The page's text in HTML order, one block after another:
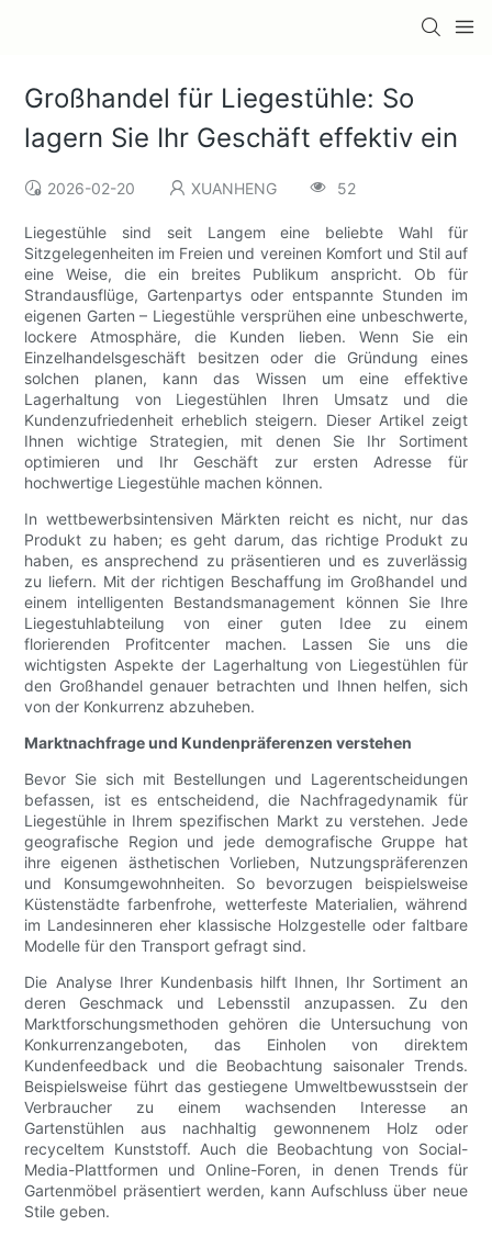
Großhandel für Liegestühle: So
lagern Sie Ihr Geschäft effektiv ein
2026-02-20 XUANHENG 52
Liegestühle sind seit Langem eine beliebte Wahl für
Sitzgelegenheiten im Freien und vereinen Komfort und Stil auf
eine Weise, die ein breites Publikum anspricht. Ob für
Strandausflüge, Gartenpartys oder entspannte Stunden im
eigenen Garten – Liegestühle versprühen eine unbeschwerte,
lockere Atmosphäre, die Kunden lieben. Wenn Sie ein
Einzelhandelsgeschäft besitzen oder die Gründung eines
solchen planen, kann das Wissen um eine effektive
Lagerhaltung von Liegestühlen Ihren Umsatz und die
Kundenzufriedenheit erheblich steigern. Dieser Artikel zeigt
Ihnen wichtige Strategien, mit denen Sie Ihr Sortiment
optimieren und Ihr Geschäft zur ersten Adresse für
hochwertige Liegestühle machen können.
In wettbewerbsintensiven Märkten reicht es nicht, nur das
Produkt zu haben; es geht darum, das richtige Produkt zu
haben, es ansprechend zu präsentieren und es zuverlässig
zu liefern. Mit der richtigen Beschaffung im Großhandel und
einem intelligenten Bestandsmanagement können Sie Ihre
Liegestuhlabteilung von einer guten Idee zu einem
florierenden Profitcenter machen. Lassen Sie uns die
wichtigsten Aspekte der Lagerhaltung von Liegestühlen für
den Großhandel genauer betrachten und Ihnen helfen, sich
von der Konkurrenz abzuheben.
Marktnachfrage und Kundenpräferenzen verstehen
Bevor Sie sich mit Bestellungen und Lagerentscheidungen
befassen, ist es entscheidend, die Nachfragedynamik für
Liegestühle in Ihrem spezifischen Markt zu verstehen. Jede
geografische Region und jede demografische Gruppe hat
ihre eigenen ästhetischen Vorlieben, Nutzungspräferenzen
und Konsumgewohnheiten. So bevorzugen beispielsweise
Küstenstädte farbenfrohe, wetterfeste Materialien, während
im Landesinneren eher klassische Holzgestelle oder faltbare
Modelle für den Transport gefragt sind.
Die Analyse Ihrer Kundenbasis hilft Ihnen, Ihr Sortiment an
deren Geschmack und Lebensstil anzupassen. Zu den
Marktforschungsmethoden gehören die Untersuchung von
Konkurrenzangeboten, das Einholen von direktem
Kundenfeedback und die Beobachtung saisonaler Trends.
Beispielsweise führt das gestiegene Umweltbewusstsein der
Verbraucher zu einem wachsenden Interesse an
Gartenstühlen aus nachhaltig gewonnenem Holz oder
recyceltem Kunststoff. Auch die Beobachtung von Social-
Media-Plattformen und Online-Foren, in denen Trends für
Gartenmöbel präsentiert werden, kann Aufschluss über neue
Stile geben.